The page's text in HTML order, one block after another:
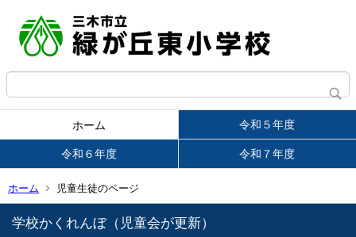
ホーム 令和５年度
令和６年度 令和７年度
ホーム 児童生徒のページ
学校かくれんぼ（児童会が更新）